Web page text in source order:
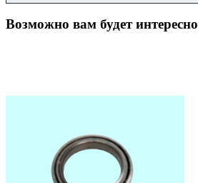
Возможно вам будет интересно